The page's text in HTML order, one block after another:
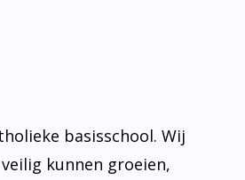
basisschool. Wij
kunnen groeien,